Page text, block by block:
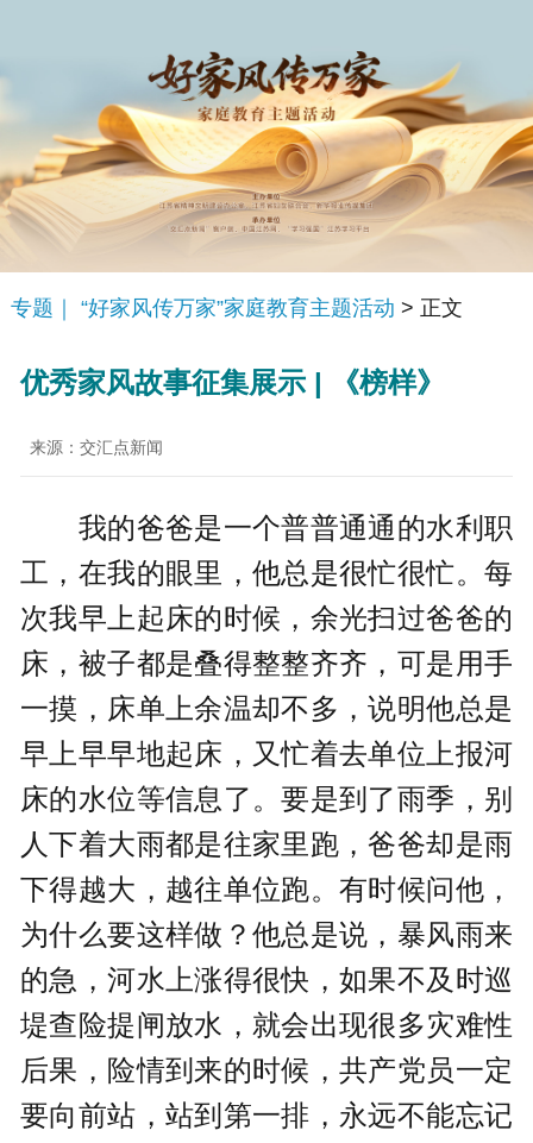
专题｜ “好家风传万家”家庭教育主题活动 > 正文
优秀家风故事征集展示 | 《榜样》
来源：交汇点新闻
我的爸爸是一个普普通通的水利职
工，在我的眼里，他总是很忙很忙。每
次我早上起床的时候，余光扫过爸爸的
床，被子都是叠得整整齐齐，可是用手
一摸，床单上余温却不多，说明他总是
早上早早地起床，又忙着去单位上报河
床的水位等信息了。要是到了雨季，别
人下着大雨都是往家里跑，爸爸却是雨
下得越大，越往单位跑。有时候问他，
为什么要这样做？他总是说，暴风雨来
的急，河水上涨得很快，如果不及时巡
堤查险提闸放水，就会出现很多灾难性
后果，险情到来的时候，共产党员一定
要向前站，站到第一排，永远不能忘记